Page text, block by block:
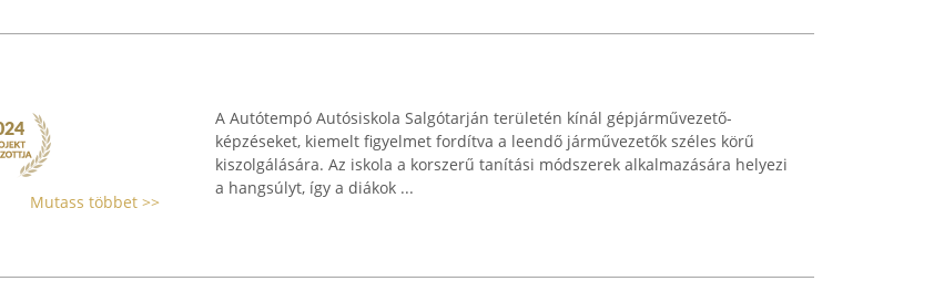
Mutass többet >>
A Autótempó Autósiskola Salgótarján területén kínál gépjárművezető-
képzéseket, kiemelt figyelmet fordítva a leendő járművezetők széles körű
kiszolgálására. Az iskola a korszerű tanítási módszerek alkalmazására helyezi
a hangsúlyt, így a diákok ...